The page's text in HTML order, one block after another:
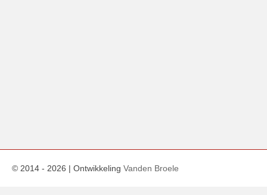
© 2014 - 2026 | Ontwikkeling Vanden Broele